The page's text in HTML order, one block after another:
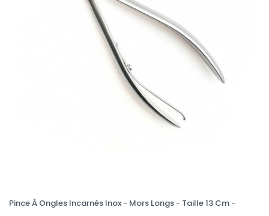
Pince À Ongles Incarnés Inox - Mors Longs - Taille 13 Cm -